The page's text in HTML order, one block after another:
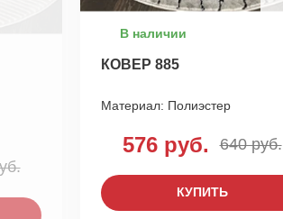
В наличии
КОВЕР 885
Материал: Полиэстер
576 руб. 640 руб.
КУПИТЬ